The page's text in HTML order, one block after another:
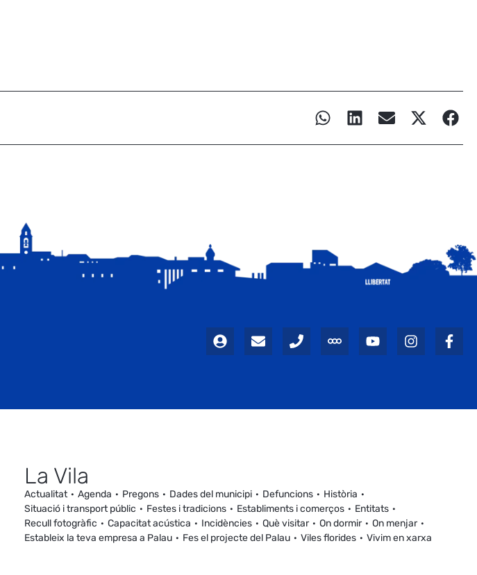
La Vila
Actualitat Agenda Pregons Dades del municipi Defuncions
Història
Situació i transport públic
Festes i tradicions Establiments i comerços
Entitats
Recull fotogràfic
Capacitat acústica Incidències Què visitar On dormir
On menjar
Estableix la teva empresa a Palau
Fes el projecte del Palau Viles florides Vivim en xarxa